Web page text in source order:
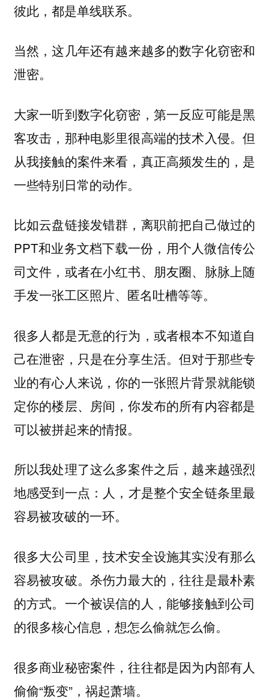
彼此，都是单线联系。
当然，这几年还有越来越多的数字化窃密和
泄密。
大家一听到数字化窃密，第一反应可能是黑
客攻击，那种电影里很高端的技术入侵。但
从我接触的案件来看，真正高频发生的，是
一些特别日常的动作。
比如云盘链接发错群，离职前把自己做过的
PPT和业务文档下载一份，用个人微信传公
司文件，或者在小红书、朋友圈、脉脉上随
手发一张工区照片、匿名吐槽等等。
很多人都是无意的行为，或者根本不知道自
己在泄密，只是在分享生活。但对于那些专
业的有心人来说，你的一张照片背景就能锁
定你的楼层、房间，你发布的所有内容都是
可以被拼起来的情报。
所以我处理了这么多案件之后，越来越强烈
地感受到一点： 人，才是整个安全链条里最
容易被攻破的一环。
很多大公司里，技术安全设施其实没有那么
容易被攻破。杀伤力最大的，往往是最朴素
的方式。一个被误信的人，能够接触到公司
的很多核心信息，想怎么偷就怎么偷。
很多商业秘密案件，往往都是因为内部有人
偷偷“叛变”，祸起萧墙。